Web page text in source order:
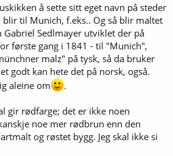
å sette sitt eget navn på steder
til Munich, f.eks.. Og så blir maltet
Sedlmayer utviklet der på
første gang i 1841 - til "Munich",
malz" på tysk, så da bruker
godt kan hete det på norsk, også.
aleine om
.
gir rødfarge; det er ikke noen
noe mer rødbrun enn den
og røstet bygg. Jeg skal ikke si